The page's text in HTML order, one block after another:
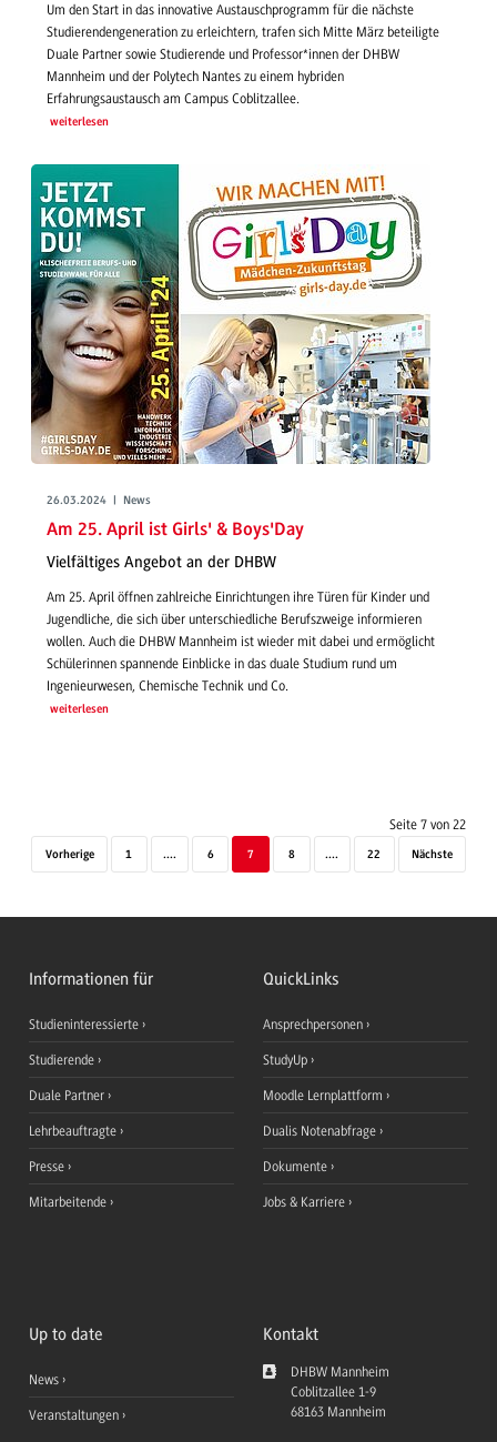
Um den Start in das innovative Austauschprogramm für die nächste
Studierendengeneration zu erleichtern, trafen sich Mitte März beteiligte
Duale Partner sowie Studierende und Professor*innen der DHBW
Mannheim und der Polytech Nantes zu einem hybriden
Erfahrungsaustausch am Campus Coblitzallee.
weiterlesen
26.03.2024 | News
Am 25. April ist Girls' & Boys'Day
Vielfältiges Angebot an der DHBW
Am 25. April öffnen zahlreiche Einrichtungen ihre Türen für Kinder und
Jugendliche, die sich über unterschiedliche Berufszweige informieren
wollen. Auch die DHBW Mannheim ist wieder mit dabei und ermöglicht
Schülerinnen spannende Einblicke in das duale Studium rund um
Ingenieurwesen, Chemische Technik und Co.
weiterlesen
Seite 7 von 22
Vorherige 1 .... 6 7 8 .... 22 Nächste
Informationen für
Studieninteressierte
Studierende
Duale Partner
Lehrbeauftragte
Presse
Mitarbeitende
QuickLinks
Ansprechpersonen
StudyUp
Moodle Lernplattform
Dualis Notenabfrage
Dokumente
Jobs & Karriere
Up to date
News
Veranstaltungen
Kontakt
DHBW Mannheim
Coblitzallee 1-9
68163 Mannheim